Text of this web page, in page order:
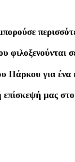
φιλοξενούνται
Πάρκου για
επίσκεψή μας